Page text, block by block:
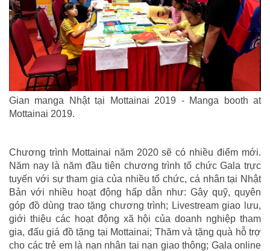
Gian manga Nhật tại Mottainai 2019 - Manga booth at
Mottainai 2019.
Chương trình Mottainai năm 2020 sẽ có nhiều điểm mới.
Năm nay là năm đầu tiên chương trình tổ chức Gala trực
tuyến với sự tham gia của nhiều tổ chức, cá nhân tại Nhật
Bản với nhiều hoạt động hấp dẫn như: Gây quỹ, quyên
góp đồ dùng trao tặng chương trình; Livestream giao lưu,
giới thiệu các hoạt động xã hội của doanh nghiệp tham
gia, đấu giá đồ tặng tại Mottainai; Thăm và tặng quà hỗ trợ
cho các trẻ em là nạn nhân tai nạn giao thông; Gala online